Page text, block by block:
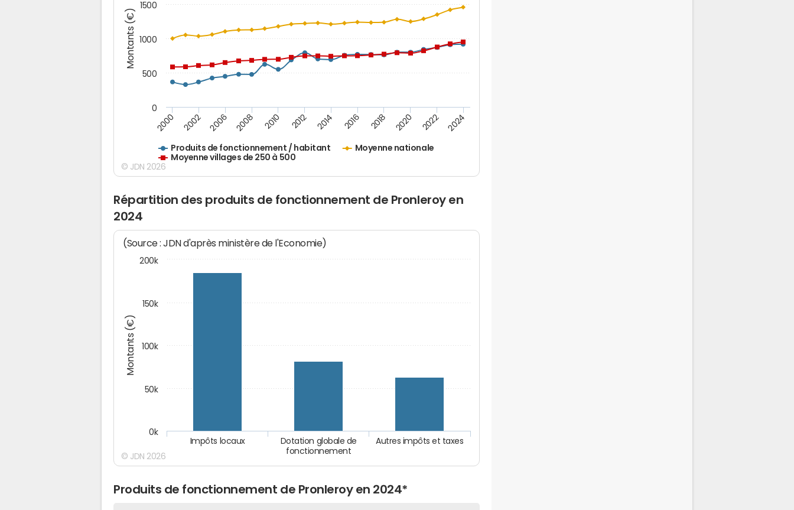
Montants (€)
Produits de fonctionnement / habitant
Moyenne nationale
Moyenne villages de 250 à 500
2000 2002 2006 2008 2010 2012 2014 2016 2018 2020 2022 2024
500
1000
1500
0
© JDN 2026
Répartition des produits de fonctionnement de Pronleroy en
2024
Montants (€)
(Source : JDN d'après ministère de l'Economie)
Autres impôts et taxes
Dotation globale de
fonctionnement
Impôts locaux
0k
50k
100k
150k
200k
© JDN 2026
Produits de fonctionnement de Pronleroy en 2024*